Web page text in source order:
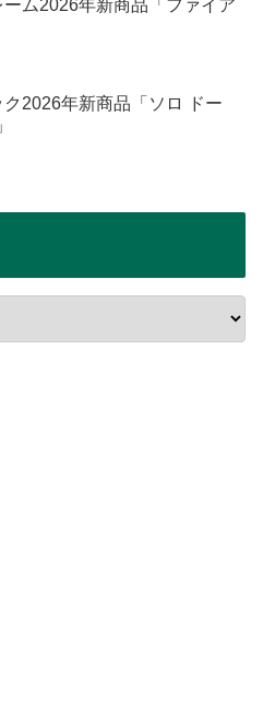
ーム2026年新商品「ファイア
ク2026年新商品「ソロ ドー